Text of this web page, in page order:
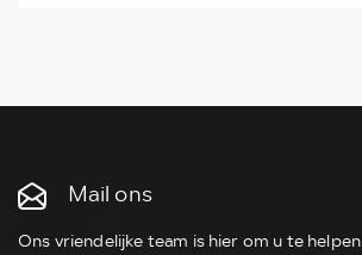
Mail ons
Ons vriendelijke team is hier om u te helpen